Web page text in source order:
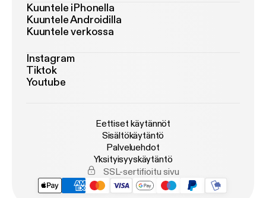
Kuuntele iPhonella
Kuuntele Androidilla
Kuuntele verkossa
Instagram
Tiktok
Youtube
Eettiset käytännöt
Sisältökäytäntö
Palveluehdot
Yksityisyyskäytäntö
SSL-sertifioitu sivu